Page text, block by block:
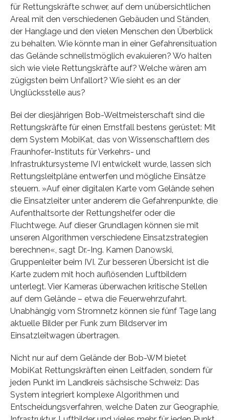
für Rettungskräfte schwer, auf dem unübersichtlichen
Areal mit den verschiedenen Gebäuden und Ständen,
der Hanglage und den vielen Menschen den Überblick
zu behalten. Wie könnte man in einer Gefahrensituation
das Gelände schnellstmöglich evakuieren? Wo halten
sich wie viele Rettungskräfte auf? Welche wären am
zügigsten beim Unfallort? Wie sieht es an der
Unglücksstelle aus?
Bei der diesjährigen Bob-Weltmeisterschaft sind die
Rettungskräfte für einen Ernstfall bestens gerüstet: Mit
dem System MobiKat, das von Wissenschaftlern des
Fraunhofer-Instituts für Verkehrs- und
Infrastruktursysteme IVI entwickelt wurde, lassen sich
Rettungsleitpläne entwerfen und mögliche Einsätze
steuern. »Auf einer digitalen Karte vom Gelände sehen
die Einsatzleiter unter anderem die Gefahrenpunkte, die
Aufenthaltsorte der Rettungshelfer oder die
Fluchtwege. Auf dieser Grundlagen können sie mit
unseren Algorithmen verschiedene Einsatzstrategien
berechnen«, sagt Dr.-Ing. Kamen Danowski,
Gruppenleiter beim IVI. Zur besseren Übersicht ist die
Karte zudem mit hoch auflösenden Luftbildern
unterlegt. Vier Kameras überwachen kritische Stellen
auf dem Gelände – etwa die Feuerwehrzufahrt.
Unabhängig vom Stromnetz können sie fünf Tage lang
aktuelle Bilder per Funk zum Bildserver im
Einsatzleitwagen übertragen.
Nicht nur auf dem Gelände der Bob-WM bietet
MobiKat Rettungskräften einen Leitfaden, sondern für
jeden Punkt im Landkreis sächsische Schweiz: Das
System integriert komplexe Algorithmen und
Entscheidungsverfahren, welche Daten zur Geographie,